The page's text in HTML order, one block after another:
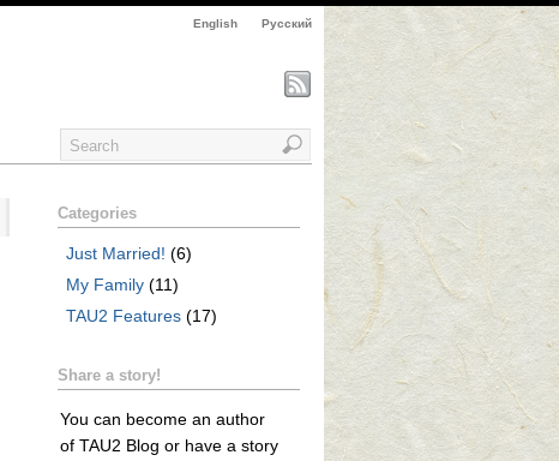
English Русский
Categories
Just Married! (6)
My Family (11)
TAU2 Features (17)
Share a story!
You can become an author
of TAU2 Blog or have a story